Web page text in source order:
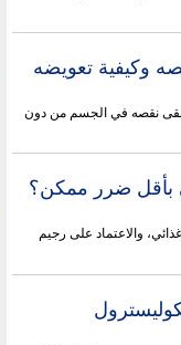
وكيفية تعويضه
يبقى نقصه في الجسم من دون
بأقل ضرر ممكن؟
والاعتماد على رجيم